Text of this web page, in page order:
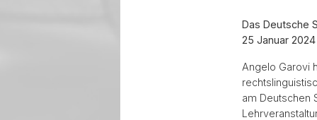
Das Deutsche
25 Januar
Angelo Garovi
am Deutschen